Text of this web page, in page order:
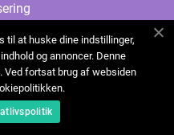
oss
til at huske dine indstillinger,
og annoncer. Denne
Ved fortsat brug af websiden